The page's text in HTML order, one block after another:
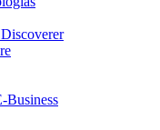
Business